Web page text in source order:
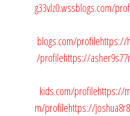
g33vlz0.wssblogs.com/
blogs.com/profilehttps://
/profilehttps://
kids.com/profilehttps://
m/profilehttps://